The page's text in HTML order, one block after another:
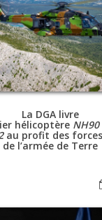
La DGA livre
hélicoptère
au profit des
de l’armée de Terre